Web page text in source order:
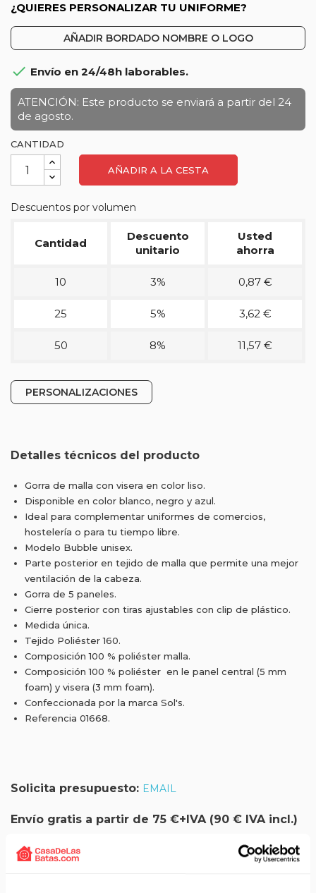
¿QUIERES PERSONALIZAR TU UNIFORME?
AÑADIR BORDADO NOMBRE O LOGO
 Envío en 24/48h laborables.
ATENCIÓN: Este producto se enviará a partir del 24
de agosto.
CANTIDAD
AÑADIR A LA CESTA
Descuentos por volumen
Cantidad
Descuento
unitario
Usted
ahorra
10 3% 0,87 €
25 5% 3,62 €
50 8% 11,57 €
PERSONALIZACIONES
Detalles técnicos del producto
Gorra de malla con visera en color liso.
Disponible en color blanco, negro y azul.
Ideal para complementar uniformes de comercios,
hostelería o para tu tiempo libre.
Modelo Bubble unisex.
Parte posterior en tejido de malla que permite una mejor
ventilación de la cabeza.
Gorra de 5 paneles.
Cierre posterior con tiras ajustables con clip de plástico.
Medida única.
Tejido Poliéster 160.
Composición 100 % poliéster malla.
Composición 100 % poliéster en le panel central (5 mm
foam) y visera (3 mm foam).
Confeccionada por la marca Sol's.
Referencia 01668.
Solicita presupuesto: EMAIL
Envío gratis a partir de 75 €+IVA (90 € IVA incl.)
Aprovecha el envío gratuito en toda España excepto
Canarias, Baleares, Ceuta y Melilla.